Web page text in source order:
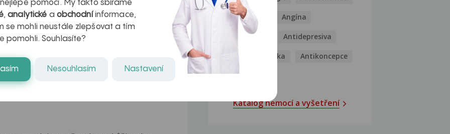
na uzdičce
je o něco tvrdší než normální kůže a
Analgetika Angína
Antibiotika Antidepresiva
Antihistaminika Antikoncepce
Antivirotika
Katalog nemocí a vyšetření
pomoci. My takto sbíráme
,analytické a obchodníinformace,
se mohli neustále zlepšovat a tím
pomohli. Souhlasíte?
Nesouhlasím Nastavení